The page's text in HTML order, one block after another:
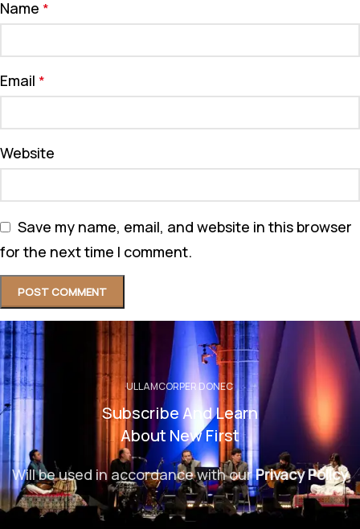
Name *
Email *
Website
Save my name, email, and website in this browser
for the next time I comment.
ULLAMCORPER DONEC
Subscribe And Learn
About New First
Will be used in accordance with ourPrivacy Policy